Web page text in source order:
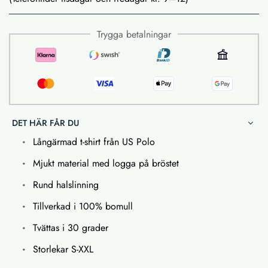
Trygga betalningar
DET HÄR FÅR DU
Långärmad t-shirt från US Polo
Mjukt material med logga på bröstet
Rund halslinning
Tillverkad i 100% bomull
Tvättas i 30 grader
Storlekar S-XXL